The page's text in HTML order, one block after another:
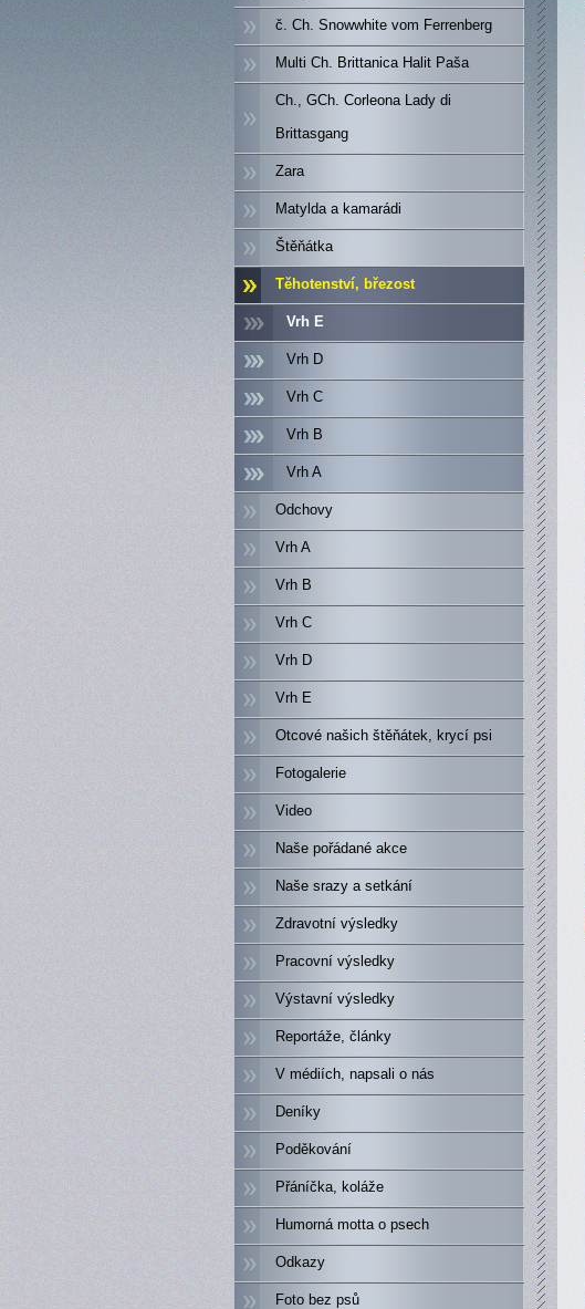
č. Ch. Snowwhite vom Ferrenberg
Multi Ch. Brittanica Halit Paša
Ch., GCh. Corleona Lady di
Brittasgang
Zara
Matylda a kamarádi
Štěňátka
Těhotenství, březost
Vrh E
Vrh D
Vrh C
Vrh B
Vrh A
Odchovy
Vrh A
Vrh B
Vrh C
Vrh D
Vrh E
Otcové našich štěňátek, krycí psi
Fotogalerie
Video
Naše pořádané akce
Naše srazy a setkání
Zdravotní výsledky
Pracovní výsledky
Výstavní výsledky
Reportáže, články
V médiích, napsali o nás
Deníky
Poděkování
Přáníčka, koláže
Humorná motta o psech
Odkazy
Foto bez psů